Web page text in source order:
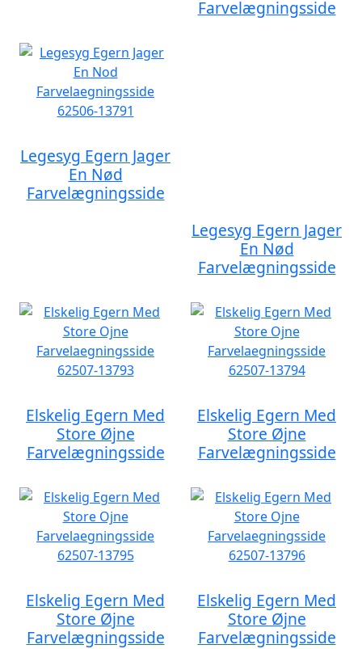
Farvelægningsside
Legesyg Egern Jager
En Nød
Farvelægningsside
Legesyg Egern Jager
En Nød
Farvelægningsside
Elskelig Egern Med
Store Øjne
Farvelægningsside
Elskelig Egern Med
Store Øjne
Farvelægningsside
Elskelig Egern Med
Store Øjne
Farvelægningsside
Elskelig Egern Med
Store Øjne
Farvelægningsside